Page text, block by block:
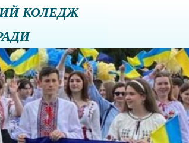
КОЛЕДЖ